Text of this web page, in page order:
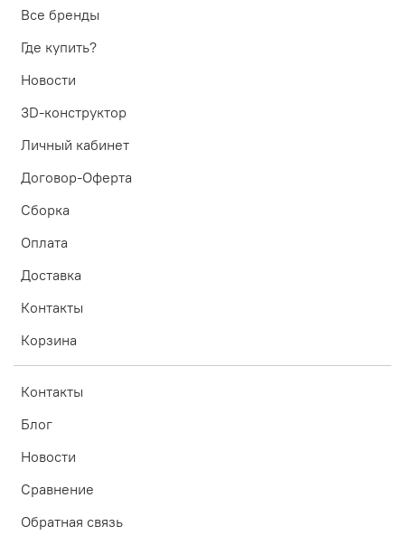
Все бренды
Где купить?
Новости
3D-конструктор
Личный кабинет
Договор-Оферта
Сборка
Оплата
Доставка
Контакты
Корзина
Контакты
Блог
Новости
Сравнение
Обратная связь